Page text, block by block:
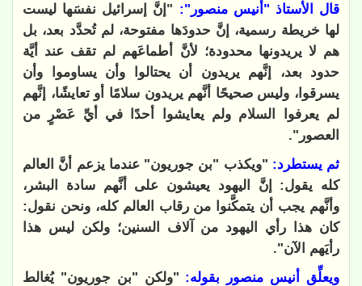
قال الأستاذ "أنيس منصور": "إنَّ إسرائيل نفسَها ليست
لها خريطة رسمية، إنَّ حدودَها مفتوحة، لم تُحدَّد بعد، بل
هم لا يريدونها محدودة؛ لأنَّ أطماعَهم لم تقف عند أيَّة
حدود بعد، إنَّهم يريدون أن يحتالوا وأن يساوموا وأن
يسرقوا، وليس صحيحًا أنَّهم يريدون سلامًا أو تعايشًا، إنَّهم
لم يعرفوا السلام ولم يعايشوا أحدًا في أيِّ عَصْرٍ من
العصور".
ثم يستطرد: "ويكذب "بن جوريون" عندما يزعم أنَّ العالم
كله يقول: إنَّ اليهود يعيشون على أنَّهم سادة البشر،
وأنَّهم يجب أن يتمكَّنوا من رقاب العالم كله، ونحن نقول:
كان هذا رأي اليهود من آلاف السنين؛ ولكن ليس هذا
رأيَهم الآن".
ويعلِّق أنيس منصور بقوله: "ولكن "بن جوريون" يُغالط